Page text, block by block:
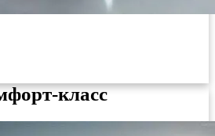
класс